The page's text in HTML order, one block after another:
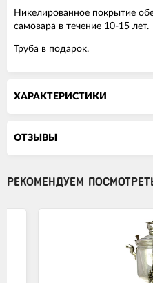
Никелированное покрытие
самовара в течение 10-15 лет.
Труба в подарок.
ХАРАКТЕРИСТИКИ
ОТЗЫВЫ
РЕКОМЕНДУЕМ